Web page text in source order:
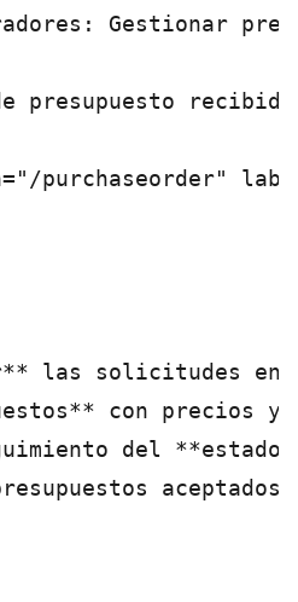
Gestionar
presupuesto
purchaseorder"
las solicitudes
con precios
del
aceptados